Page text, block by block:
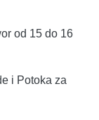
od 15 do 16
i Potoka za